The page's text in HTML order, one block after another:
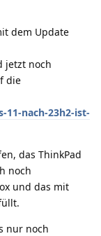
dem Update
jetzt noch
die
nach-23h2-ist-
das ThinkPad
noch
und das mit
nur noch